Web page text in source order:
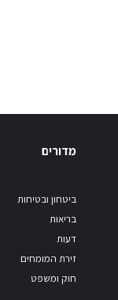
מדורים
ביטחון ובטיחות
בריאות
דעות
זירת המומחים
חוק ומשפט